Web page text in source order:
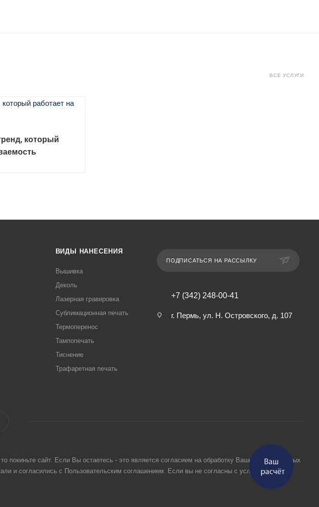
ВСЕ УСЛУГИ
который
ВИДЫ НАНЕСЕНИЯ
Вышивка
Деколь
Лазерная гравировка
Сублимационная печать
Термоперенос
Тампопечать
Тиснение
Трафаретная печать
ПОДПИСАТЬСЯ НА РАССЫЛКУ
+7 (342) 248-00-41
г. Пермь, ул. Н. Островского, д. 107
сайт. Если Вы остаетесь - это является согласием на обработку Ваших персональных
и согласились с Пользовательским соглашением. Если вы не согласны с условиями